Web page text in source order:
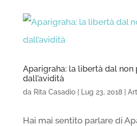
Aparigraha: la libertà dal non
dall’avidità
da Rita Casadio| Lug 23, 2018|
Hai mai sentito parlare di